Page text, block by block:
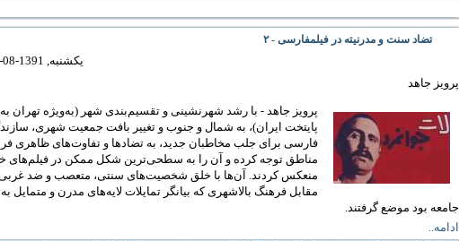
تضاد سنت و مدرنیته در فیلمفارسی - ۲
یکشنبه, 1391-08-21 00:40
پرویز جاهد
پرویز جاهد - با رشد شهرنشینی و تقسیم‌بندی شهر (به‌ویژه تهران
پایتخت ایران)، به شمال و جنوب و تغییر بافت جمعیت شهری،
فارسی برای جلب مخاطبان جدید، به تضاد‌ها و تفاوت‌های ظاهری
مناطق توجه کرده و آن را به سطحی‌ترین شکل ممکن در فیلم‌های
منعکس کردند. آن‌ها با خلق شخصیت‌های سنتی، متعصب و ضد
مقابل فرهنگ بالاشهری که بیانگر تمایلات لایه‌های مدرن و متمایل
جامعه بود موضع گرفتند.
ادامه..